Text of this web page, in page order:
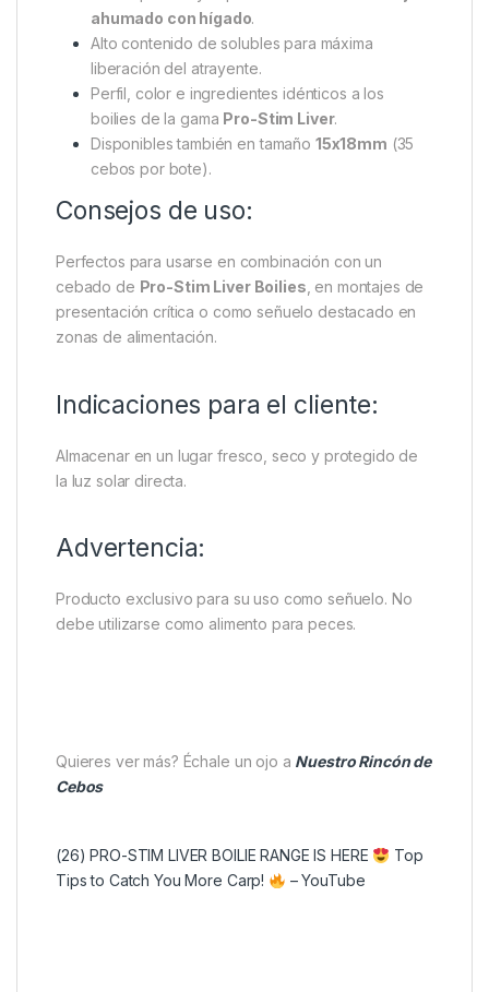
ahumado con hígado.
Alto contenido de solubles para máxima
liberación del atrayente.
Perfil, color e ingredientes idénticos a los
boilies de la gama Pro-Stim Liver.
Disponibles también en tamaño 15x18mm (35
cebos por bote).
Consejos de uso:
Perfectos para usarse en combinación con un
cebado de Pro-Stim Liver Boilies , en montajes de
presentación crítica o como señuelo destacado en
zonas de alimentación.
Indicaciones para el cliente:
Almacenar en un lugar fresco, seco y protegido de
la luz solar directa.
Advertencia:
Producto exclusivo para su uso como señuelo. No
debe utilizarse como alimento para peces.
Quieres ver más? Échale un ojo a Nuestro Rincón de
Cebos
(26) PRO-STIM LIVER BOILIE RANGE IS HERE
Top
Tips to Catch You More Carp!
– YouTube